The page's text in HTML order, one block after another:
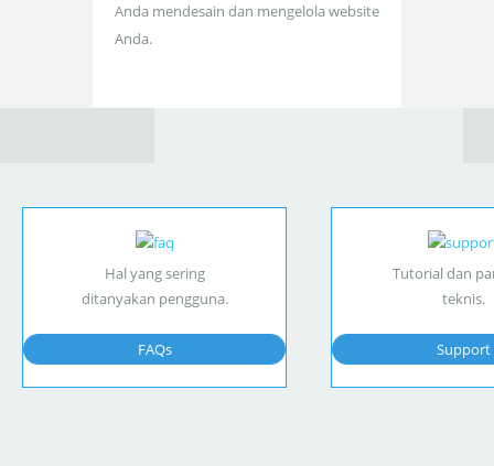
Anda mendesain dan mengelola website
Anda.
Hal yang sering
ditanyakan pengguna.
FAQs
Tutorial dan
teknis.
Support